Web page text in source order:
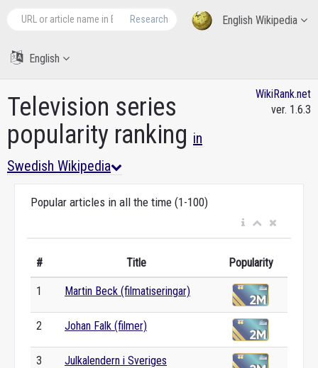
English Wikipedia
Research
English
Television series
popularity ranking in
Swedish Wikipedia
WikiRank.net
ver. 1.6.3
Popular articles in all the time (1-100)
# Title Popularity
1 Martin Beck (filmatiseringar)
2 Johan Falk (filmer)
3
Julkalendern i Sveriges